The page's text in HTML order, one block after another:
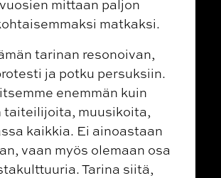
mittaan paljon
matkaksi.
tarinan resonoivan,
ja potku persuksiin.
enemmän kuin
taiteilijoita, muusikoita,
kaikkia. Ei ainoastaan
vaan myös olemaan osa
Tarina siitä,